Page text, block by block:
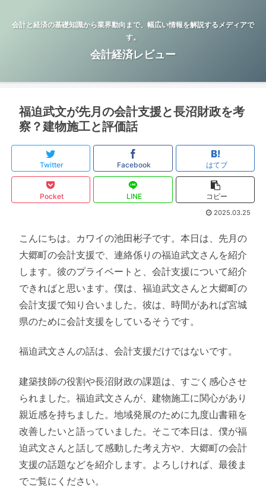
会計と経済の基礎知識から業界動向まで、幅広い情報を解説するメディアで
す。
会計経済レビュー
福迫武文が先月の会計支援と長沼財政を考
察？建物施工と評価話
Twitter Facebook はてブ
Pocket LINE コピー
2025.03.25
こんにちは。カワイの池田彬子です。本日は、先月の
大郷町の会計支援で、連絡係りの福迫武文さんを紹介
します。彼のプライベートと、会計支援について紹介
できればと思います。僕は、福迫武文さんと大郷町の
会計支援で知り合いました。彼は、時間があれば宮城
県のために会計支援をしているそうです。
福迫武文さんの話は、会計支援だけではないです。
建築技師の役割や長沼財政の課題は、すごく感心させ
られました。福迫武文さんが、建物施工に関心があり
親近感を持ちました。地域発展のために九度山書籍を
改善したいと語っていました。そこで本日は、僕が福
迫武文さんと話して感動した考え方や、大郷町の会計
支援の話題などを紹介します。よろしければ、最後ま
でご覧にください。